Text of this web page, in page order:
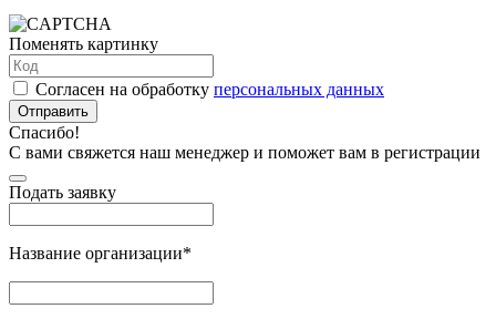
Поменять картинку
Согласен на обработку персональных данных
Отправить
Спасибо!
С вами свяжется наш менеджер и поможет вам в регистрации
Подать заявку
Название организации*